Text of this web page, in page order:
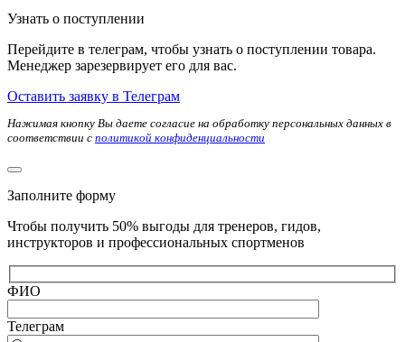
Узнать о поступлении
Перейдите в телеграм, чтобы узнать о поступлении товара.
Менеджер зарезервирует его для вас.
Оставить заявку в Телеграм
Нажимая кнопку Вы даете согласие на обработку персональных данных в
соответствии с политикой конфиденциальности
Заполните форму
Чтобы получить 50% выгоды для тренеров, гидов,
инструкторов и профессиональных спортменов
ФИО
Телеграм